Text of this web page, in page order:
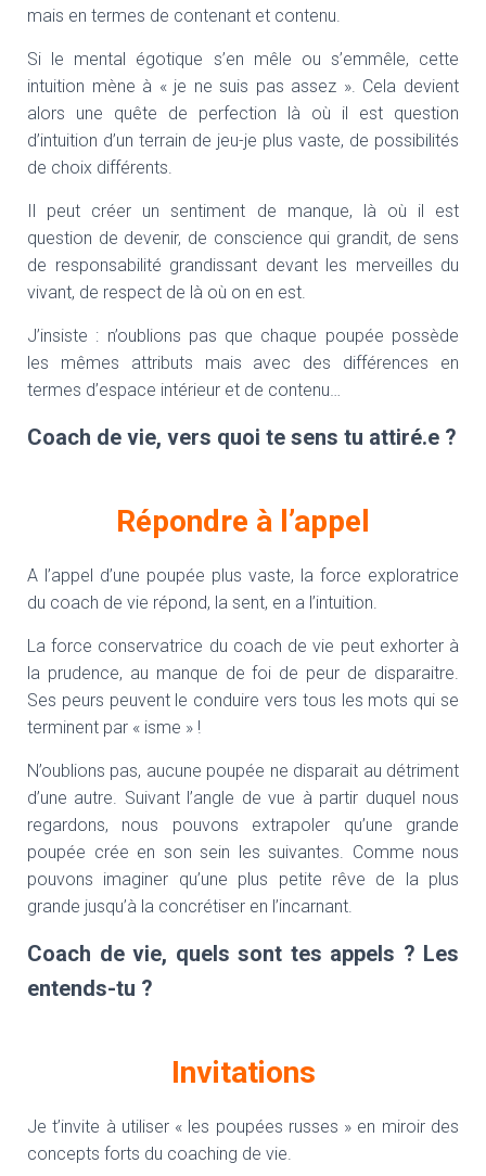
mais en termes de contenant et contenu.
Si le mental égotique s’en mêle ou s’emmêle, cette
intuition mène à « je ne suis pas assez ». Cela devient
alors une quête de perfection là où il est question
d’intuition d’un terrain de jeu-je plus vaste, de possibilités
de choix différents.
Il peut créer un sentiment de manque, là où il est
question de devenir, de conscience qui grandit, de sens
de responsabilité grandissant devant les merveilles du
vivant, de respect de là où on en est.
J’insiste : n’oublions pas que chaque poupée possède
les mêmes attributs mais avec des différences en
termes d’espace intérieur et de contenu…
Coach de vie, vers quoi te sens tu attiré.e ?
Répondre à l’appel
A l’appel d’une poupée plus vaste, la force exploratrice
du coach de vie répond, la sent, en a l’intuition.
La force conservatrice du coach de vie peut exhorter à
la prudence, au manque de foi de peur de disparaitre.
Ses peurs peuvent le conduire vers tous les mots qui se
terminent par « isme » !
N’oublions pas, aucune poupée ne disparait au détriment
d’une autre. Suivant l’angle de vue à partir duquel nous
regardons, nous pouvons extrapoler qu’une grande
poupée crée en son sein les suivantes. Comme nous
pouvons imaginer qu’une plus petite rêve de la plus
grande jusqu’à la concrétiser en l’incarnant.
Coach de vie, quels sont tes appels ? Les
entends-tu ?
Invitations
Je t’invite à utiliser « les poupées russes » en miroir des
concepts forts du coaching de vie.